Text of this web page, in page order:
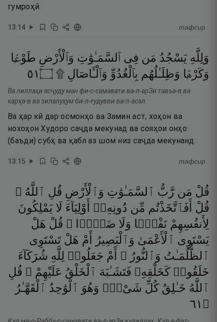
гумроҳӣ.
13:14 тафсир
وَلِلَّهِ يَسْجُدُ مَن فِى ٱلسَّمَـٰوَٰتِ وَٱلْأَرْضِ طَوْعًۭا
وَكَرْهًۭا وَظِلَـٰلُهُم بِٱلْغُدُوِّ وَٱلْـَٔاصَالِ ۩ ۝١٥
Ва лиллаҳи ясҷуду ман фи-с-самавати ва-л-арЗи тавъа-в ва
карҳа-в ва зилалуҳум би-л-ғудувви ва-л-асал.
Ва ҳар кӣ дар осмонҳо ва Замин аст, хоҳон ва
нохоҳон Худоро саҷда мекунад ва сояҳои онҳо
(баъди) субҳ ва қабл аз шом низ саҷда мекунанд.
13:15 тафсир
قُلْ مَن رَّبُّ ٱلسَّمَـٰوَٰتِ وَٱلْأَرْضِ قُلِ ٱللَّهُ ۚ
قُلْ أَفَٱتَّخَذْتُم مِّن دُونِهِۦٓ أَوْلِيَآءَ لَا يَمْلِكُونَ
لِأَنفُسِهِمْ نَفْعًۭا وَلَا ضَرًّۭا ۚ قُلْ هَلْ
يَسْتَوِى ٱلْأَعْمَىٰ وَٱلْبَصِيرُ أَمْ هَلْ تَسْتَوِى
ٱلظُّلُمَـٰتُ وَٱلنُّورُ ۗ أَمْ جَعَلُوا۟ لِلَّهِ شُرَكَآءَ
خَلَقُوا۟ كَخَلْقِهِۦ فَتَشَـٰبَهَ ٱلْخَلْقُ عَلَيْهِمْ ۚ قُلِ
ٱللَّهُ خَـٰلِقُ كُلِّ شَىْءٍۢ وَهُوَ ٱلْوَٰحِدُ ٱلْقَهَّـٰرُ
۝ ١٦